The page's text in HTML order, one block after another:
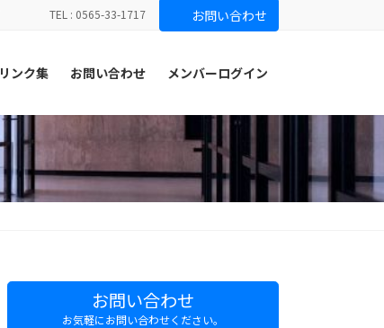
TEL : 0565-33-1717 お問い合わせ
リンク集 お問い合わせ メンバーログイン
お問い合わせ
お気軽にお問い合わせください。